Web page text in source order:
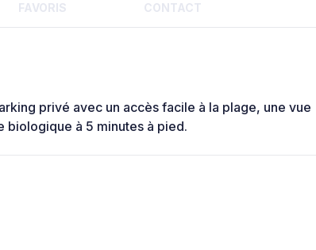
FAVORIS CONTACT
privé avec un accès facile à la plage, une vue
biologique à 5 minutes à pied.